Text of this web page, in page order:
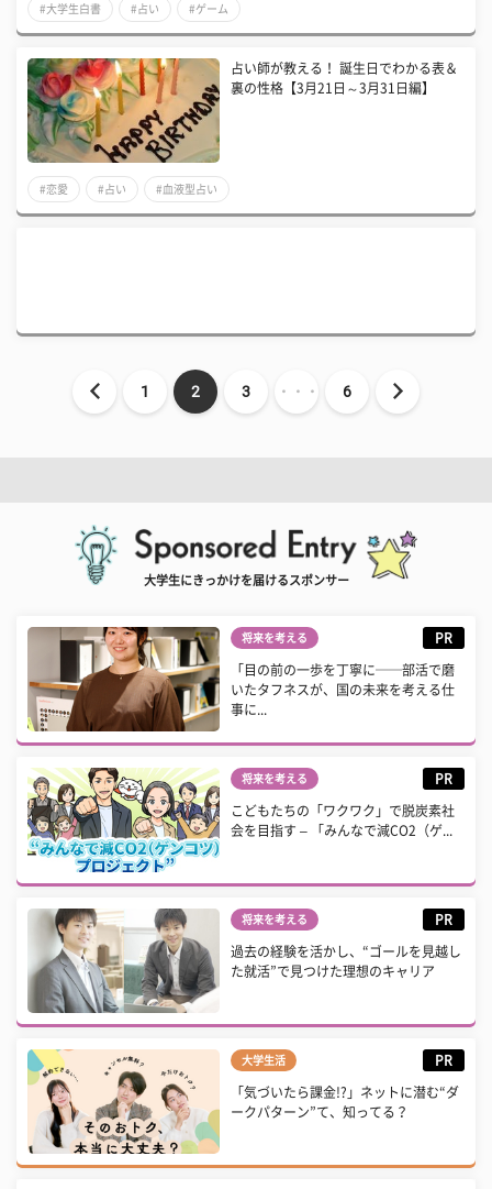
#大学生白書 #占い #ゲーム
占い師が教える！ 誕生日でわかる表＆
裏の性格【3月21日～3月31日編】
#恋愛 #占い #血液型占い
1 2 3 ・・・ 6
大学生にきっかけを届けるスポンサー
将来を考える PR
「目の前の一歩を丁寧に──部活で磨
いたタフネスが、国の未来を考える仕
事に...
将来を考える PR
こどもたちの「ワクワク」で脱炭素社
会を目指す – 「みんなで減CO2（ゲ...
将来を考える PR
過去の経験を活かし、“ゴールを見越し
た就活”で見つけた理想のキャリア
大学生活 PR
「気づいたら課金!?」ネットに潜む“ダ
ークパターン”て、知ってる？